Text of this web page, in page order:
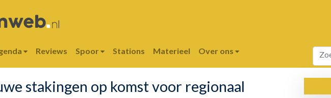
Reviews Spoor Stations Materieel Over ons
stakingen op komst voor regionaal